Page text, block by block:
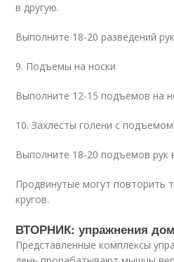
в другую.
Выполните 18-20 разведений
9. Подъемы на носки
Выполните 12-15 подъемов на
10. Захлесты голени с
Выполните 18-20 подъемов рук
Продвинутые могут повторить
кругов.
ВТОРНИК: упражнения
Представленные комплексы